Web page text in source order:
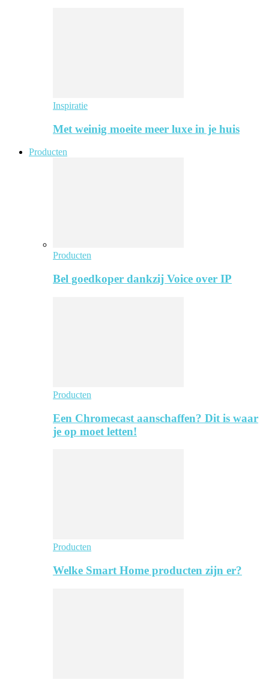
Inspiratie
Met weinig moeite meer luxe in je huis
Producten
Producten
Bel goedkoper dankzij Voice over IP
Producten
Een Chromecast aanschaffen? Dit is waar
je op moet letten!
Producten
Welke Smart Home producten zijn er?